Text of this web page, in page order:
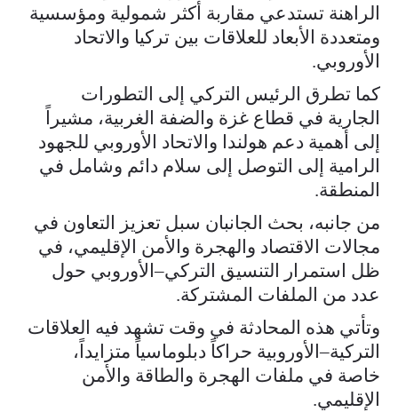
الراهنة تستدعي مقاربة أكثر شمولية ومؤسسية
ومتعددة الأبعاد للعلاقات بين تركيا والاتحاد
الأوروبي.
كما تطرق الرئيس التركي إلى التطورات
الجارية في قطاع غزة والضفة الغربية، مشيراً
إلى أهمية دعم هولندا والاتحاد الأوروبي للجهود
الرامية إلى التوصل إلى سلام دائم وشامل في
المنطقة.
من جانبه، بحث الجانبان سبل تعزيز التعاون في
مجالات الاقتصاد والهجرة والأمن الإقليمي، في
ظل استمرار التنسيق التركي–الأوروبي حول
عدد من الملفات المشتركة.
وتأتي هذه المحادثة في وقت تشهد فيه العلاقات
التركية–الأوروبية حراكاً دبلوماسياً متزايداً،
خاصة في ملفات الهجرة والطاقة والأمن
الإقليمي.